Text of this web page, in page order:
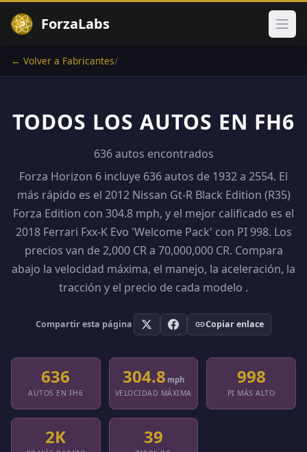
ForzaLabs
← Volver a Fabricantes/
TODOS LOS AUTOS EN FH6
636 autos encontrados
Forza Horizon 6 incluye 636 autos de 1932 a 2554. El
más rápido es el 2012 Nissan Gt-R Black Edition (R35)
Forza Edition con 304.8 mph, y el mejor calificado es el
2018 Ferrari Fxx-K Evo 'Welcome Pack' con PI 998. Los
precios van de 2,000 CR a 70,000,000 CR. Compara
abajo la velocidad máxima, el manejo, la aceleración, la
tracción y el precio de cada modelo .
Compartir esta página Copiar enlace
636
AUTOS EN FH6
304.8 mph
VELOCIDAD MÁXIMA
998
PI MÁS ALTO
2K 39